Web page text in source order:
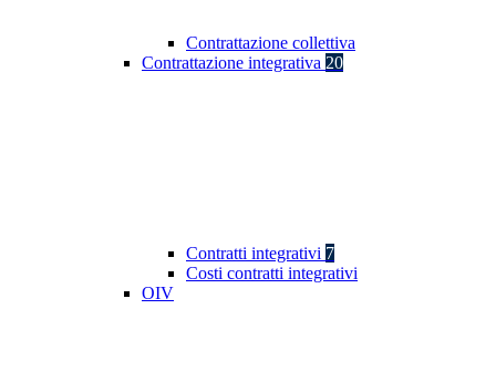
Contrattazione collettiva
Contrattazione integrativa 20
Contratti integrativi 7
Costi contratti integrativi
OIV